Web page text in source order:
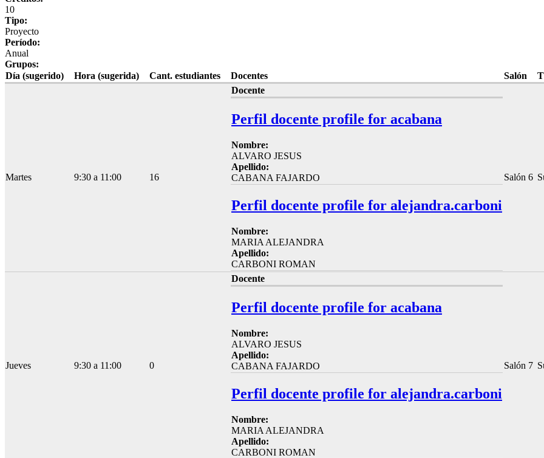
10
Tipo:
Proyecto
Período:
Anual
Grupos:
Día (sugerido)
Hora (sugerida) Cant. estudiantes Docentes Salón
Martes 9:30 a 11:00 16
Docente
Perfil docente profile for acabana
Nombre:
ALVARO JESUS
Apellido:
CABANA FAJARDO
Perfil docente profile for alejandra.carboni
Nombre:
MARIA ALEJANDRA
Apellido:
CARBONI ROMAN
Salón 6
Jueves 9:30 a 11:00 0
Docente
Perfil docente profile for acabana
Nombre:
ALVARO JESUS
Apellido:
CABANA FAJARDO
Perfil docente profile for alejandra.carboni
Nombre:
MARIA ALEJANDRA
Apellido:
CARBONI ROMAN
Salón 7